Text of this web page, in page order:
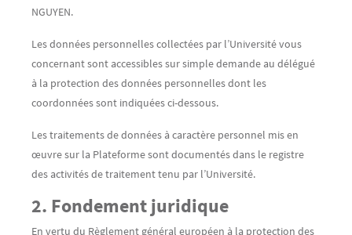
NGUYEN.
Les données personnelles collectées par l’Université vous
concernant sont accessibles sur simple demande au délégué
à la protection des données personnelles dont les
coordonnées sont indiquées ci-dessous.
Les traitements de données à caractère personnel mis en
œuvre sur la Plateforme sont documentés dans le registre
des activités de traitement tenu par l’Université.
2. Fondement juridique
En vertu du Règlement général européen à la protection des